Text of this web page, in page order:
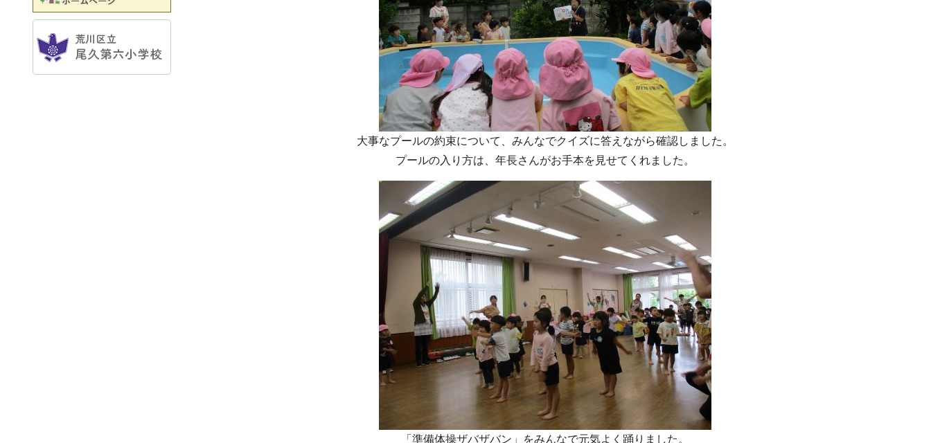
大事なプールの約束について、みんなでクイズに答えながら確認しました。
プールの入り方は、年長さんがお手本を見せてくれました。
「準備体操ザバザバン」をみんなで元気よく踊りました。